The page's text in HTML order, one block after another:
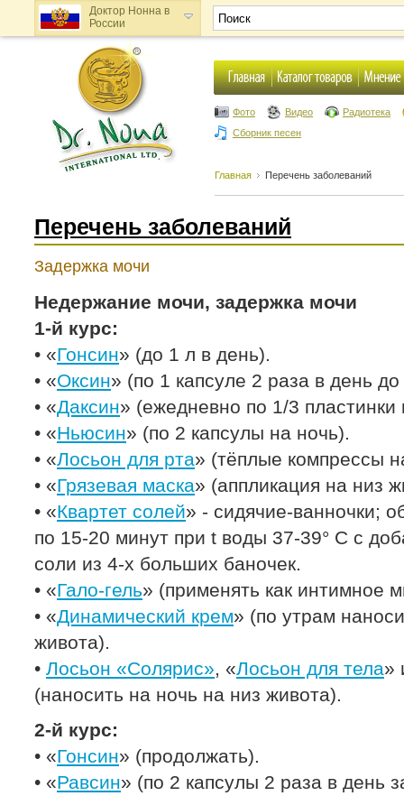
Доктор Нонна в
России
Доктор Нонна в
Украине
Фото Видео
Радиотека
Сборник песен
Главная Перечень заболеваний
Перечень заболеваний
Задержка мочи
Недержание мочи, задержка мочи
1-й курс:
• «Гонсин» (до 1 л в день).
• «Оксин» (по 1 капсуле 2 раза в день
• «Даксин» (ежедневно по 1/3
• «Ньюсин» (по 2 капсулы на ночь).
• «Лосьон для рта» (тёплые компрессы
• «Грязевая маска» (аппликация на низ
• «Квартет солей» - сидячие-ванночки;
по 15-20 минут при t воды 37-39° С с
соли из 4-х больших баночек.
• «Гало-гель» (применять как интимное
• «Динамический крем» (по утрам
живота).
• Лосьон «Солярис», «Лосьон для тела»
(наносить на ночь на низ живота).
2-й курс:
• «Гонсин» (продолжать).
• «Равсин» (по 2 капсулы 2 раза в день